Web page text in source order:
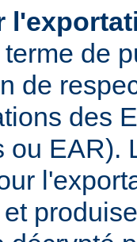
de
de
des
ou EAR).